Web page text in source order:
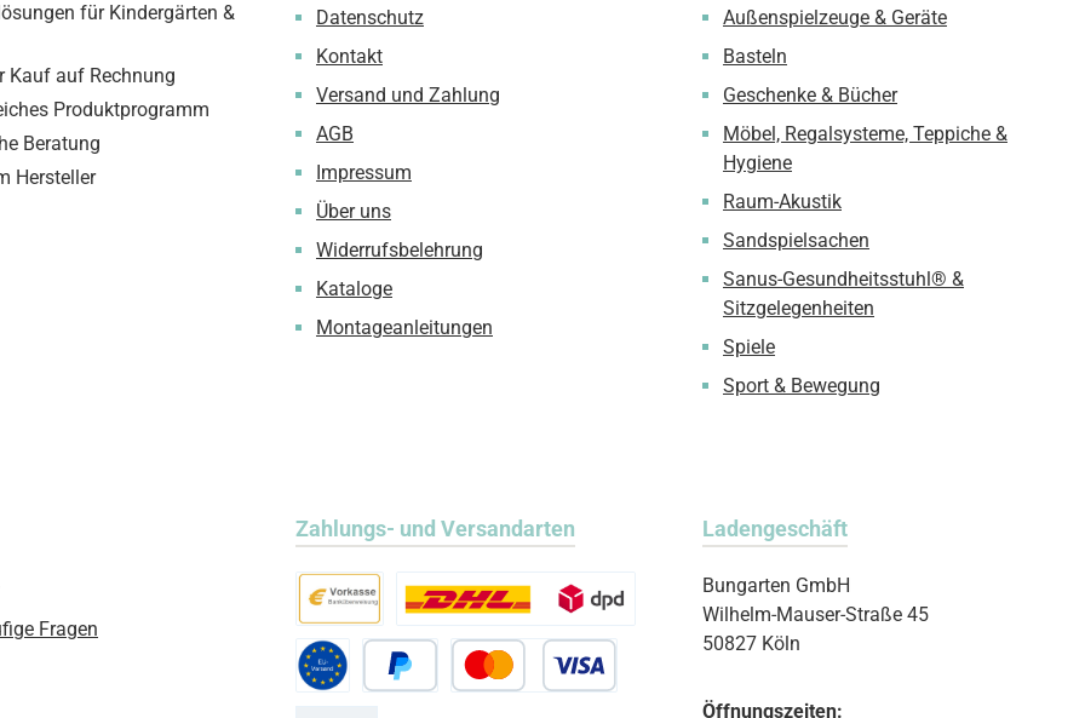
Datenschutz
Kontakt
Versand und Zahlung
AGB
Impressum
Über uns
Widerrufsbelehrung
Kataloge
Montageanleitungen
Außenspielzeuge & Geräte
Basteln
Geschenke & Bücher
Möbel, Regalsysteme, Teppiche &
Hygiene
Raum-Akustik
Sandspielsachen
Sanus-Gesundheitsstuhl® &
Sitzgelegenheiten
Spiele
Sport & Bewegung
Fragen
Zahlungs- und Versandarten
Vorkasse Standard
Ladengeschäft
Bungarten GmbH
Wilhelm-Mauser-Straße 45
50827 Köln
Öffnungszeiten:
für Kindergärten &
Kauf auf Rechnung
Produktprogramm
Beratung
Hersteller